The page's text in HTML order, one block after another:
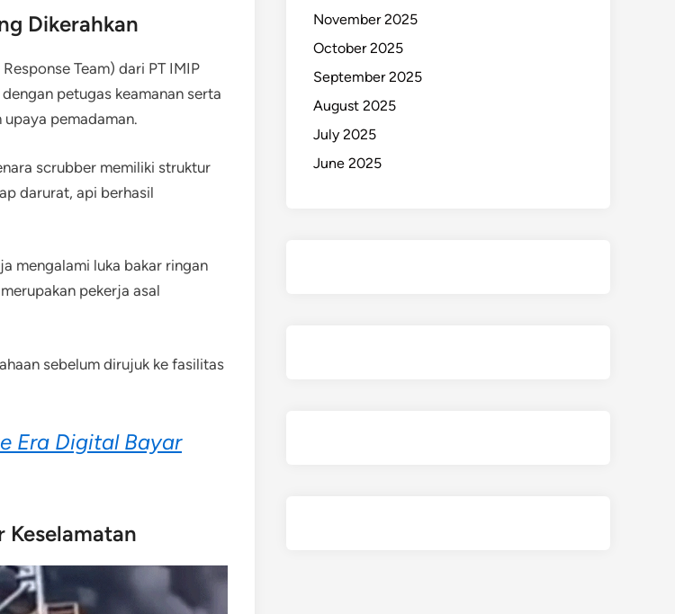
Dikerahkan
Team) dari PT IMIP
petugas keamanan serta
pemadaman.
scrubber memiliki struktur
darurat, api berhasil
mengalami luka bakar ringan
pekerja asal
sebelum dirujuk ke fasilitas
Era Digital Bayar
Keselamatan
November 2025
October 2025
September 2025
August 2025
July 2025
June 2025